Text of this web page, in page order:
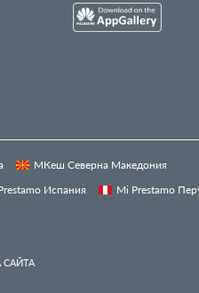
МКеш Северна Македония
Испания Mi Prestamo
САЙТА